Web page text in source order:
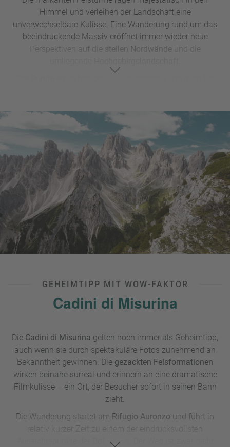
Himmel und verleihen der Landschaft eine
unverwechselbare Kulisse. Eine Wanderung rund um das
beeindruckende Massiv eröffnet immer wieder neue
Perspektiven auf die steilen Nordwände und die
lässt. Entlang der Strecke laden mehrere urigeBerghütten
zu einer Rast ein mit direktem Blick auf die
Drei Zinnen
Besonders stimmungsvoll ist die Tour in den frühen
Morgenstundenoder am Abend, wenn das Licht die Felsen
in warme Farben taucht.
Wer möchte, kann von
Toblachüber einen gut
ausgeschilderten Bergweg zur
Rifugio Auronzoaufsteigen
– dafür sollten Sie etwa 5 Stunden Gehzeit einplanen.
Alternativ erreichen Sie den Ausgangspunkt bequem über
die kurvenreiche Mautstraße mit dem eigenenPKW; in der
Saison verkehren zudem regelmäßigLinienbusse ab
Toblach.
Start: AuronzoHütte (2.320 m)
Gehzeit: 3 h
Schwierigkeit: mittel
GEHEIMTIPP MIT WOW-FAKTOR
Cadini di Misurina
Die Cadini di Misurina gelten noch immer als Geheimtipp,
auch wenn sie durch spektakuläre Fotos zunehmend an
Bekanntheit gewinnen. Die gezackten Felsformationen
wirken beinahe surreal und erinnern an eine dramatische
Filmkulisse – ein Ort, der Besucher sofort in seinen Bann
zieht.
Die Wanderung startet am Rifugio Auronzo und führt in
Aussichtspunkte der Dolomiten. Der Weg ist zwar nicht